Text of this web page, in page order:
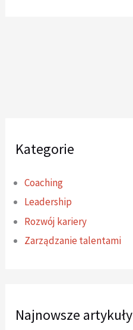
Kategorie
Coaching
Leadership
Rozwój kariery
Zarządzanie talentami
Najnowsze artykuły